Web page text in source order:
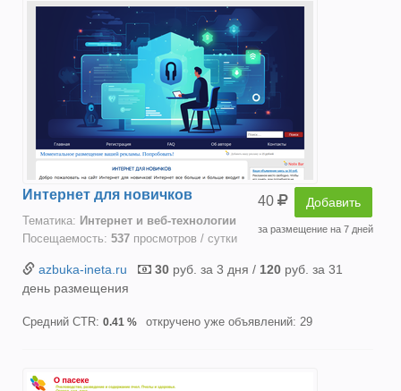
40 Добавить
за размещение на 7 дней
Интернет для новичков
Тематика: Интернет и веб-технологии
Посещаемость: 537 просмотров / сутки
azbuka-ineta.ru 30 руб. за 3 дня / 120 руб. за 31
день размещения
Средний CTR: 0.41 % откручено уже объявлений: 29